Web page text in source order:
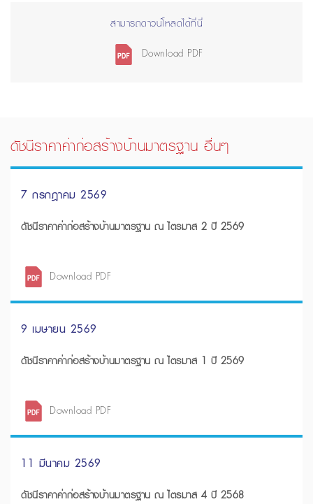
สามารถดาวน์โหลดได้ที่นี่
Download PDF
ดัชนีราคาค่าก่อสร้างบ้านมาตรฐาน อื่นๆ
7 กรกฎาคม 2569
ดัชนีราคาค่าก่อสร้างบ้านมาตรฐาน ณ ไตรมาส 2 ปี 2569
Download PDF
9 เมษายน 2569
ดัชนีราคาค่าก่อสร้างบ้านมาตรฐาน ณ ไตรมาส 1 ปี 2569
Download PDF
11 มีนาคม 2569
ดัชนีราคาค่าก่อสร้างบ้านมาตรฐาน ณ ไตรมาส 4 ปี 2568